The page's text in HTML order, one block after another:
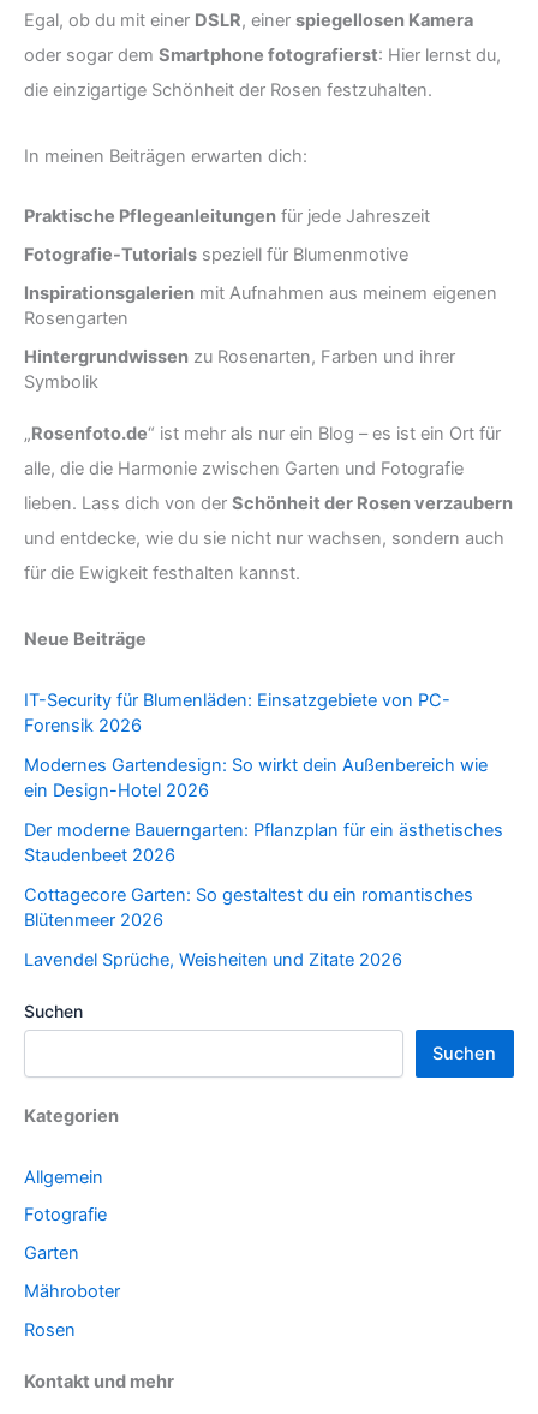
Egal, ob du mit einer DSLR, einer spiegellosen Kamera
oder sogar dem Smartphone fotografierst: Hier lernst du,
die einzigartige Schönheit der Rosen festzuhalten.
In meinen Beiträgen erwarten dich:
Praktische Pflegeanleitungen für jede Jahreszeit
Fotografie-Tutorials speziell für Blumenmotive
Inspirationsgalerien mit Aufnahmen aus meinem eigenen
Rosengarten
Hintergrundwissen zu Rosenarten, Farben und ihrer
Symbolik
„Rosenfoto.de“ ist mehr als nur ein Blog – es ist ein Ort für
alle, die die Harmonie zwischen Garten und Fotografie
lieben. Lass dich von der Schönheit der Rosen verzaubern
und entdecke, wie du sie nicht nur wachsen, sondern auch
für die Ewigkeit festhalten kannst.
Neue Beiträge
IT-Security für Blumenläden: Einsatzgebiete von PC-
Forensik 2026
Modernes Gartendesign: So wirkt dein Außenbereich wie
ein Design-Hotel 2026
Der moderne Bauerngarten: Pflanzplan für ein ästhetisches
Staudenbeet 2026
Cottagecore Garten: So gestaltest du ein romantisches
Blütenmeer 2026
Lavendel Sprüche, Weisheiten und Zitate 2026
Suchen
Suchen
Kategorien
Allgemein
Fotografie
Garten
Mähroboter
Rosen
Kontakt und mehr